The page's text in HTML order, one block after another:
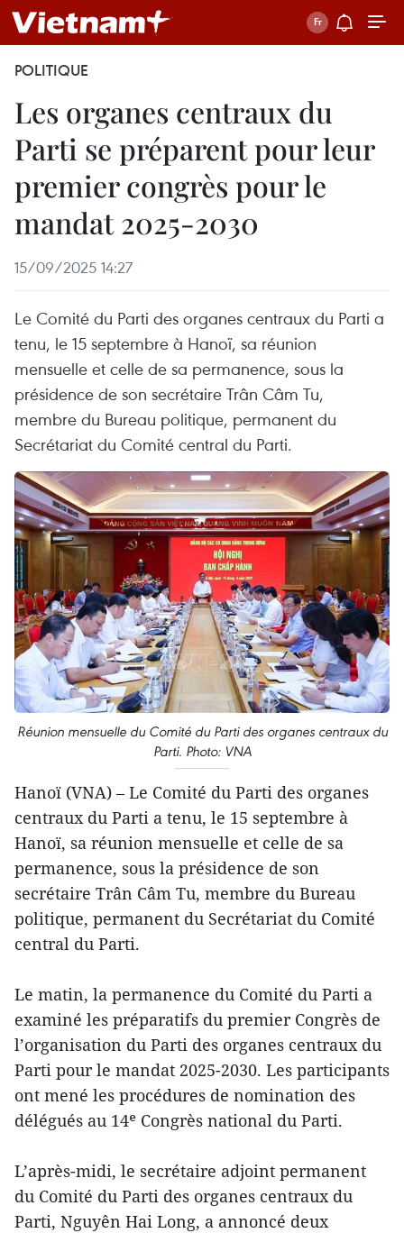
POLITIQUE
Les organes centraux du
Parti se préparent pour leur
premier congrès pour le
mandat 2025-2030
15/09/2025 14:27
Le Comité du Parti des organes centraux du Parti a
tenu, le 15 septembre à Hanoï, sa réunion
mensuelle et celle de sa permanence, sous la
présidence de son secrétaire Trân Câm Tu,
membre du Bureau politique, permanent du
Secrétariat du Comité central du Parti.
Réunion mensuelle du Comité du Parti des organes centraux du
Parti. Photo: VNA
Hanoï (VNA) – Le Comité du Parti des organes
centraux du Parti a tenu, le 15 septembre à
Hanoï, sa réunion mensuelle et celle de sa
permanence, sous la présidence de son
secrétaire Trân Câm Tu, membre du Bureau
politique, permanent du Secrétariat du Comité
central du Parti.
Le matin, la permanence du Comité du Parti a
examiné les préparatifs du premier Congrès de
l’organisation du Parti des organes centraux du
Parti pour le mandat 2025-2030. Les participants
ont mené les procédures de nomination des
délégués au 14ᵉ Congrès national du Parti.
L’après-midi, le secrétaire adjoint permanent
du Comité du Parti des organes centraux du
Parti, Nguyên Hai Long, a annoncé deux